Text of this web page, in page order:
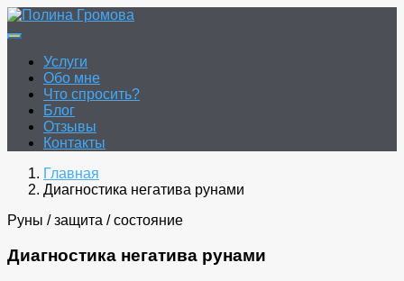
Перейти
к
Услуги
Обо мне
Что спросить?
Блог
Отзывы
Контакты
Главная
Диагностика негатива рунами
Руны / защита / состояние
Диагностика негатива рунами